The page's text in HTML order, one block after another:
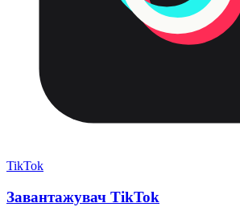
TikTok
Завантажувач TikTok